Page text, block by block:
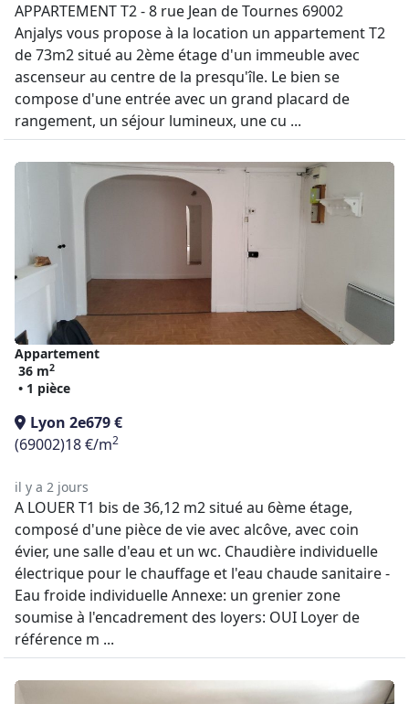
APPARTEMENT T2 - 8 rue Jean de Tournes 69002
Anjalys vous propose à la location un appartement T2
de 73m2 situé au 2ème étage d'un immeuble avec
ascenseur au centre de la presqu'île. Le bien se
compose d'une entrée avec un grand placard de
rangement, un séjour lumineux, une cu ...
Appartement
36 m2
• 1 pièce
Lyon 2e679 €
(69002)18 €/m2
il y a 2 jours
A LOUER T1 bis de 36,12 m2 situé au 6ème étage,
composé d'une pièce de vie avec alcôve, avec coin
évier, une salle d'eau et un wc. Chaudière individuelle
électrique pour le chauffage et l'eau chaude sanitaire -
Eau froide individuelle Annexe: un grenier zone
soumise à l'encadrement des loyers: OUI Loyer de
référence m ...